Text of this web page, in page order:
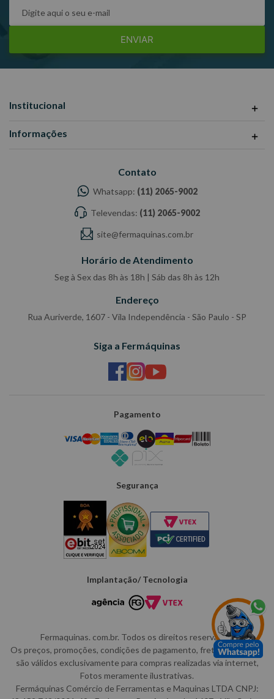
ENVIAR
Institucional
Informações
Contato
Whatsapp: (11) 2065-9002
Televendas: (11) 2065-9002
site@fermaquinas.com.br
Horário de Atendimento
Seg à Sex das 8h às 18h | Sáb das 8h às 12h
Endereço
Rua Auriverde, 1607 - Vila Independência - São Paulo - SP
Siga a Fermáquinas
Pagamento
Segurança
Implantação/ Tecnologia
Fermaquinas. com.br. Todos os direitos reservados.
Os preços, promoções, condições de pagamento, frete e produtos
são válidos exclusivamente para compras realizadas via internet,
Fotos meramente ilustrativas.
Fermáquinas Comércio de Ferramentas e Maquinas LTDA CNPJ: